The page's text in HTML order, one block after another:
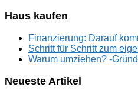
Haus kaufen
Finanzierung: Darauf
Schritt für Schritt zum
Warum umziehen? -
Neueste Artikel